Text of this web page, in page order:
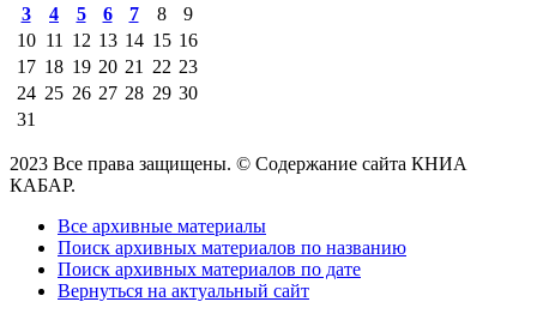
3
4 5 6 7 8
9
10 11 12 13 14 15 16
17 18 19 20 21 22 23
24 25 26 27 28 29 30
31
2023 Все права защищены. © Содержание сайта КНИА
КАБАР.
Все архивные материалы
Поиск архивных материалов по названию
Поиск архивных материалов по дате
Вернуться на актуальный сайт